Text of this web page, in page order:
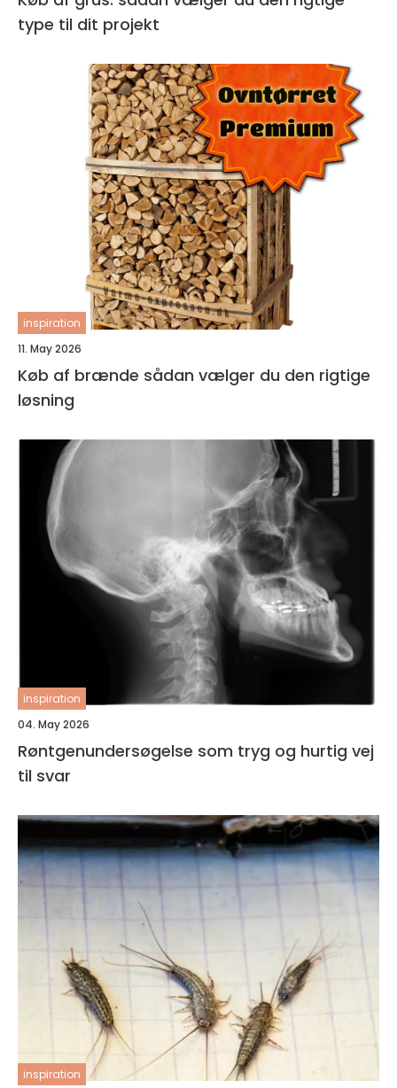
type til dit projekt
inspiration
11. May 2026
Køb af brænde sådan vælger du den rigtige
løsning
inspiration
04. May 2026
Røntgenundersøgelse som tryg og hurtig vej
til svar
inspiration